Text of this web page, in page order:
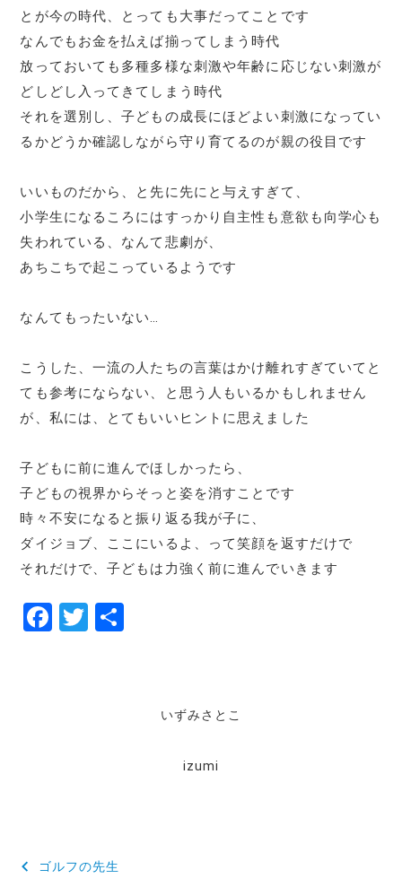
とが今の時代、とっても大事だってことです
なんでもお金を払えば揃ってしまう時代
放っておいても多種多様な刺激や年齢に応じない刺激が
どしどし入ってきてしまう時代
それを選別し、子どもの成長にほどよい刺激になってい
るかどうか確認しながら守り育てるのが親の役目です
いいものだから、と先に先にと与えすぎて、
小学生になるころにはすっかり自主性も意欲も向学心も
失われている、なんて悲劇が、
あちこちで起こっているようです
なんてもったいない…
こうした、一流の人たちの言葉はかけ離れすぎていてと
ても参考にならない、と思う人もいるかもしれません
が、私には、とてもいいヒントに思えました
子どもに前に進んでほしかったら、
子どもの視界からそっと姿を消すことです
時々不安になると振り返る我が子に、
ダイジョブ、ここにいるよ、って笑顔を返すだけで
それだけで、子どもは力強く前に進んでいきます
F
T
いずみさとこ
izumi
投
ゴルフの先生